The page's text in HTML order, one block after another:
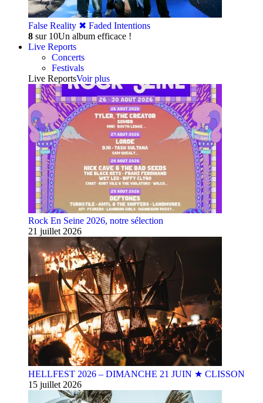
False Reality ✖︎ Faded Intentions
8 sur 10Un album efficace !
Live Reports
Concerts
Festivals
Live ReportsVoir plus
Rock En Seine 2026, notre sélection
21 juillet 2026
HELLFEST 2026 – DIMANCHE 21 JUIN ★ CLISSON
15 juillet 2026